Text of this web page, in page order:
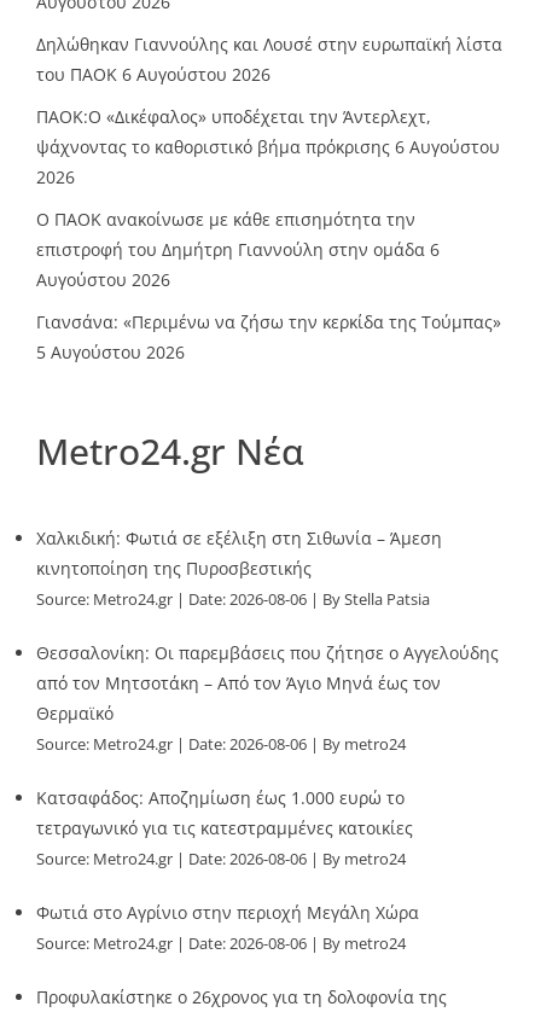
Δηλώθηκαν Γιαννούλης και Λουσέ στην ευρωπαϊκή λίστα
του ΠΑΟΚ 6 Αυγούστου 2026
ΠΑΟΚ:Ο «Δικέφαλος» υποδέχεται την Άντερλεχτ,
ψάχνοντας το καθοριστικό βήμα πρόκρισης 6 Αυγούστου
2026
Ο ΠΑΟΚ ανακοίνωσε με κάθε επισημότητα την
επιστροφή του Δημήτρη Γιαννούλη στην ομάδα 6
Αυγούστου 2026
Γιανσάνα: «Περιμένω να ζήσω την κερκίδα της Τούμπας»
5 Αυγούστου 2026
Metro24.gr Νέα
Χαλκιδική: Φωτιά σε εξέλιξη στη Σιθωνία – Άμεση
κινητοποίηση της Πυροσβεστικής
Source: Metro24.gr Date: 2026-08-06 By Stella Patsia
Θεσσαλονίκη: Οι παρεμβάσεις που ζήτησε ο Αγγελούδης
από τον Μητσοτάκη – Από τον Άγιο Μηνά έως τον
Θερμαϊκό
Source: Metro24.gr Date: 2026-08-06 By metro24
Κατσαφάδος: Αποζημίωση έως 1.000 ευρώ το
τετραγωνικό για τις κατεστραμμένες κατοικίες
Source: Metro24.gr Date: 2026-08-06 By metro24
Φωτιά στο Αγρίνιο στην περιοχή Μεγάλη Χώρα
Source: Metro24.gr Date: 2026-08-06 By metro24
Προφυλακίστηκε ο 26χρονος για τη δολοφονία της